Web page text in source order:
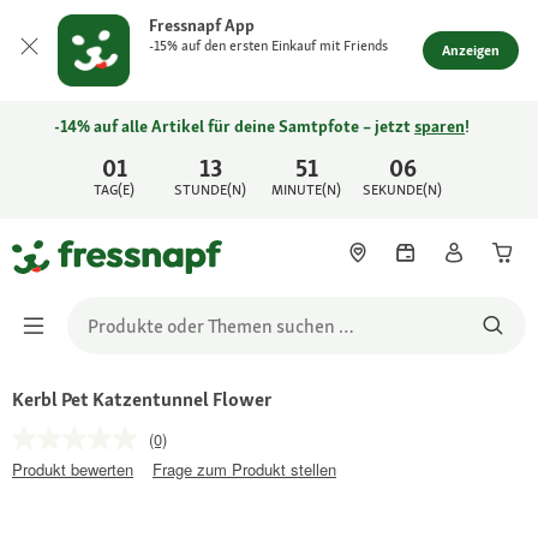
Fressnapf App
-15% auf den ersten Einkauf mit Friends Anzeigen
01
TAG(E)
13
STUNDE(N)
51
MINUTE(N)
06
SEKUNDE(N)
-14% auf alle Artikel für deine Samtpfote – jetztsparen!
Kerbl Pet Katzentunnel Flower
(0)
Produkt bewerten
Frage zum Produkt stellen